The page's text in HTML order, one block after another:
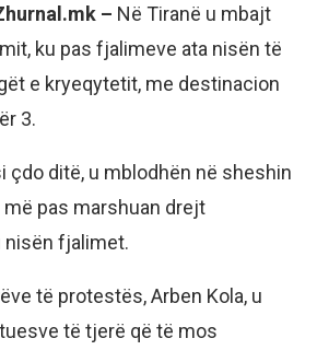
– Në Tiranë u mbajt
ku pas fjalimeve ata nisën të
e kryeqytetit, me destinacion
3.
çdo ditë, u mblodhën në sheshin
më pas marshuan drejt
nisën fjalimet.
të protestës, Arben Kola, u
të tjerë që të mos